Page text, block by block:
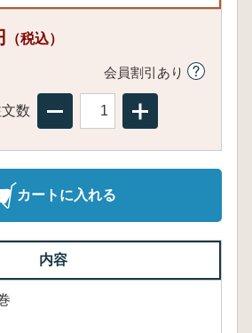
（税込）
会員割引あり
数
カートに入れる
内容